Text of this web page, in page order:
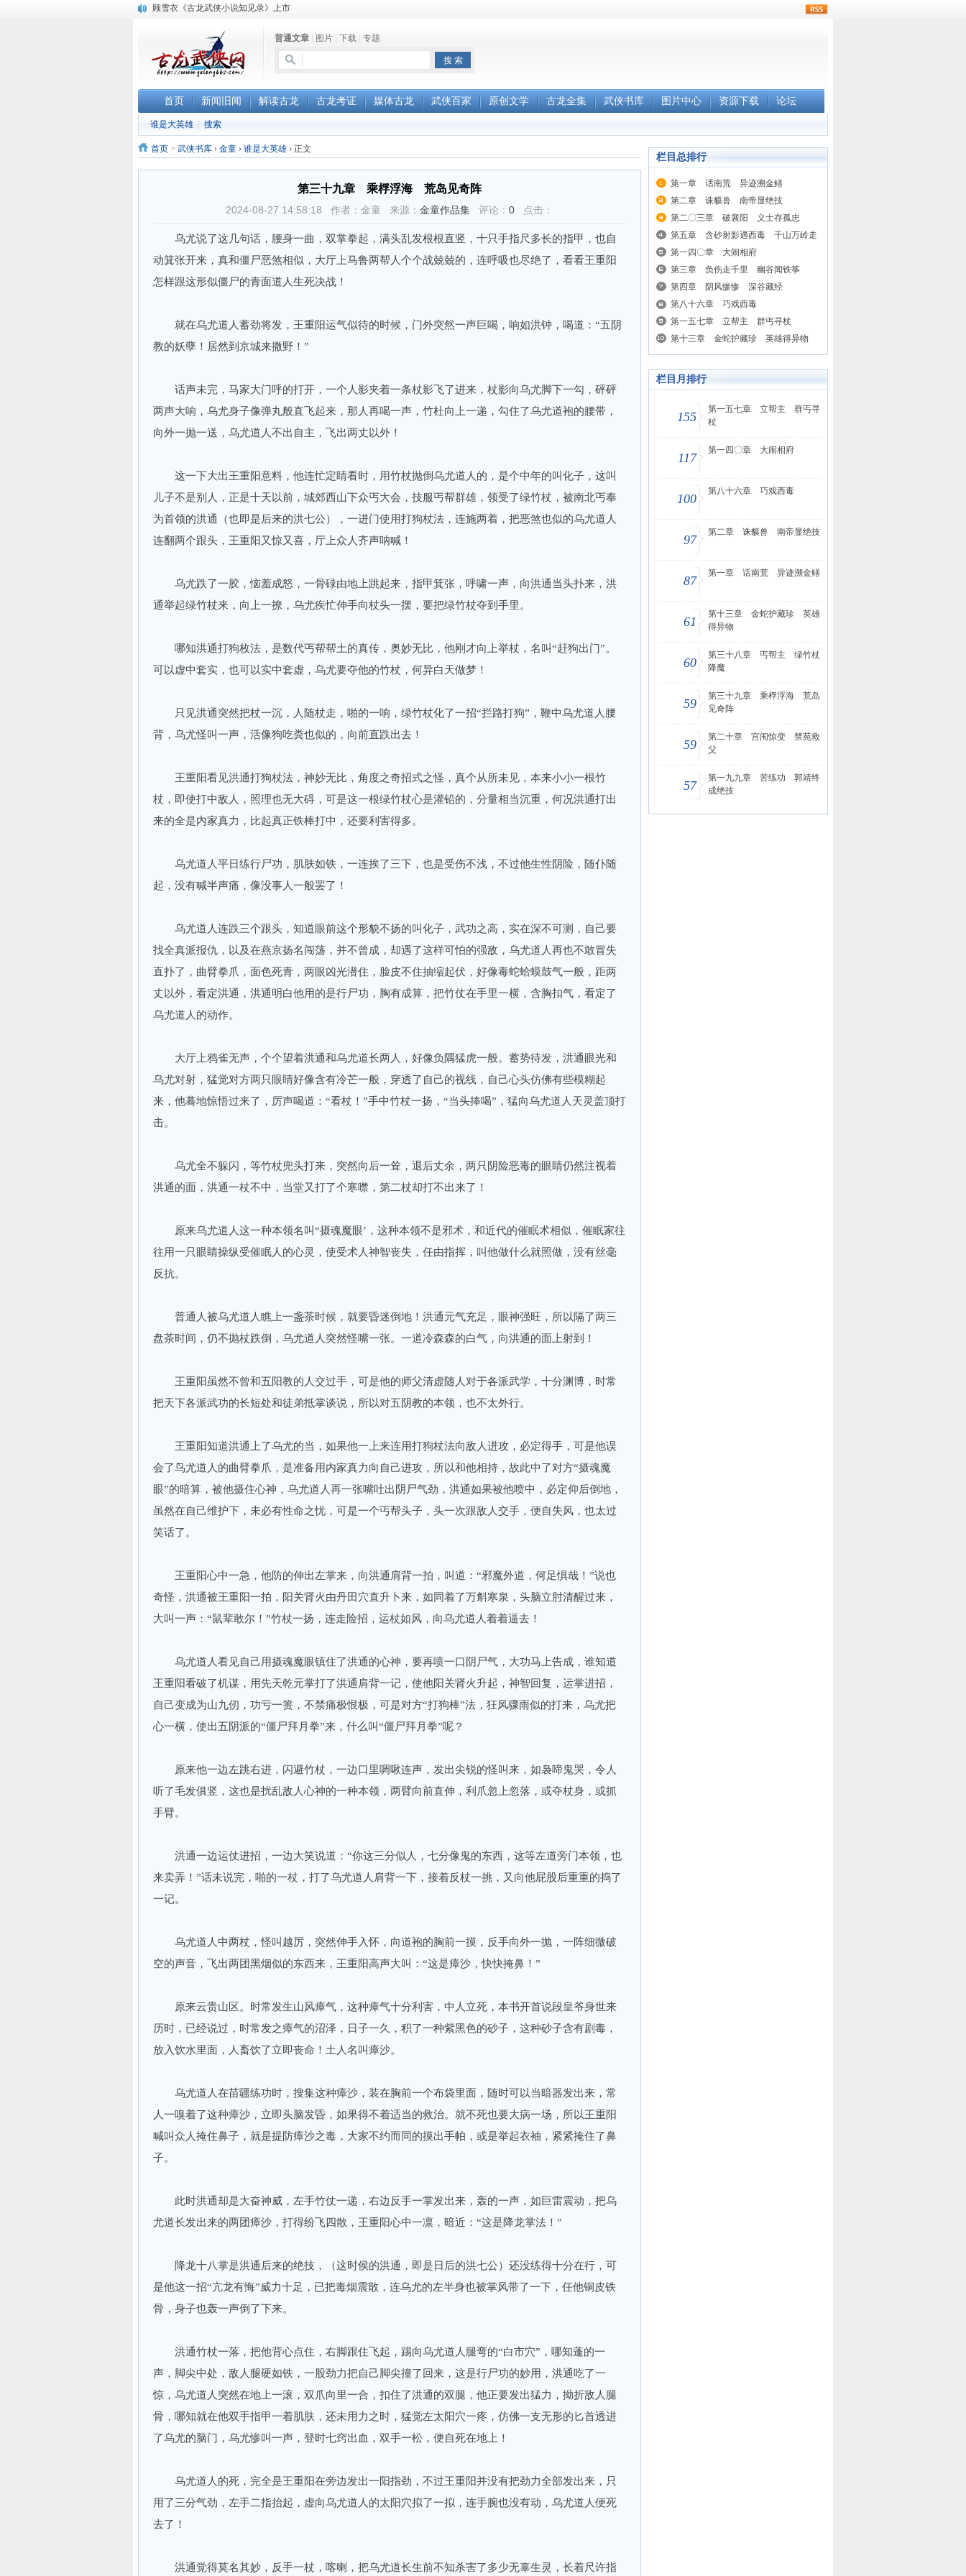
顾雪衣《古龙武侠小说知见录》上市
《古龙小说原貌探究》修订版已上市普通文章 图片 下载 专题
首页 新闻旧闻 解读古龙 古龙考证 媒体古龙 武侠百家 原创文学 古龙全集 武侠书库 图片中心 资源下载 论坛
谁是大英雄 搜索
首页 > 武侠书库 › 金童 › 谁是大英雄 › 正文
第三十九章 乘桴浮海 荒岛见奇阵
2024-08-27 14:58:18 作者：金童 来源： 金童作品集 评论： 0 点击：
乌尤说了这几句话，腰身一曲，双掌拳起，满头乱发根根直竖，十只手指尺多长的指甲，也自
动箕张开来，真和僵尸恶煞相似，大厅上马鲁两帮人个个战兢兢的，连呼吸也尽绝了，看看王重阳
怎样跟这形似僵尸的青面道人生死决战！
就在乌尤道人蓄劲将发，王重阳运气似待的时候，门外突然一声巨喝，响如洪钟，喝道：“五阴
教的妖孽！居然到京城来撒野！”
话声未完，马家大门呼的打开，一个人影夹着一条杖影飞了进来，杖影向乌尤脚下一勾，砰砰
两声大响，乌尤身子像弹丸般直飞起来，那人再喝一声，竹杜向上一递，勾住了乌尤道袍的腰带，
向外一抛一送，乌尤道人不出自主，飞出两丈以外！
这一下大出王重阳意料，他连忙定睛看时，用竹杖抛倒乌尤道人的，是个中年的叫化子，这叫
儿子不是别人，正是十天以前，城郊西山下众丐大会，技服丐帮群雄，领受了绿竹杖，被南北丐奉
为首领的洪通（也即是后来的洪七公），一进门使用打狗杖法，连施两着，把恶煞也似的乌尤道人
连翻两个跟头，王重阳又惊又喜，厅上众人齐声呐喊！
乌尤跌了一胶，恼羞成怒，一骨碌由地上跳起来，指甲箕张，呼啸一声，向洪通当头扑来，洪
通举起绿竹杖来，向上一撩，乌尤疾忙伸手向杖头一摆，要把绿竹杖夺到手里。
哪知洪通打狗枚法，是数代丐帮帮土的真传，奥妙无比，他刚才向上举杖，名叫“赶狗出门”。
可以虚中套实，也可以实中套虚，乌尤要夺他的竹杖，何异白天做梦！
只见洪通突然把杖一沉，人随杖走，啪的一响，绿竹杖化了一招“拦路打狗”，鞭中乌尤道人腰
背，乌尤怪叫一声，活像狗吃粪也似的，向前直跌出去！
王重阳看见洪通打狗杖法，神妙无比，角度之奇招式之怪，真个从所未见，本来小小一根竹
杖，即使打中敌人，照理也无大碍，可是这一根绿竹杖心是灌铅的，分量相当沉重，何况洪通打出
来的全是内家真力，比起真正铁棒打中，还要利害得多。
乌尤道人平日练行尸功，肌肤如铁，一连挨了三下，也是受伤不浅，不过他生性阴险，随仆随
起，没有喊半声痛，像没事人一般罢了！
乌尤道人连跌三个跟头，知道眼前这个形貌不扬的叫化子，武功之高，实在深不可测，自己要
找全真派报仇，以及在燕京扬名闯荡，并不曾成，却遇了这样可怕的强敌，乌尤道人再也不敢冒失
直扑了，曲臂拳爪，面色死青，两眼凶光潜住，脸皮不住抽缩起伏，好像毒蛇蛤蟆鼓气一般，距两
丈以外，看定洪通，洪通明白他用的是行尸功，胸有成算，把竹仗在手里一横，含胸扣气，看定了
乌尤道人的动作。
大厅上鸦雀无声，个个望着洪通和乌尤道长两人，好像负隅猛虎一般。蓄势待发，洪通眼光和
乌尤对射，猛觉对方两只眼睛好像含有冷芒一般，穿透了自己的视线，自己心头仿佛有些模糊起
来，他蓦地惊悟过来了，厉声喝道：“看杖！”手中竹杖一扬，“当头捧喝”，猛向乌尤道人天灵盖顶打
击。
乌尤全不躲闪，等竹杖兜头打来，突然向后一耸，退后丈余，两只阴险恶毒的眼睛仍然注视着
洪通的面，洪通一杖不中，当堂又打了个寒噤，第二杖却打不出来了！
原来乌尤道人这一种本领名叫“摄魂魔眼’，这种本领不是邪术，和近代的催眠术相似，催眠家往
往用一只眼睛操纵受催眠人的心灵，使受术人神智丧失，任由指挥，叫他做什么就照做，没有丝毫
反抗。
普通人被乌尤道人瞧上一盏茶时候，就要昏迷倒地！洪通元气充足，眼神强旺，所以隔了两三
盘茶时间，仍不抛杖跌倒，乌尤道人突然怪嘴一张。一道冷森森的白气，向洪通的面上射到！
王重阳虽然不曾和五阳教的人交过手，可是他的师父清虚随人对于各派武学，十分渊博，时常
把天下各派武功的长短处和徒弟抵掌谈说，所以对五阴教的本领，也不太外行。
王重阳知道洪通上了乌尤的当，如果他一上来连用打狗杖法向敌人进攻，必定得手，可是他误
会了鸟尤道人的曲臂拳爪，是准备用内家真力向自己进攻，所以和他相持，故此中了对方“摄魂魔
眼”的暗算，被他摄住心神，乌尤道人再一张嘴吐出阴尸气劲，洪通如果被他喷中，必定仰后倒地，
虽然在自己维护下，未必有性命之忧，可是一个丐帮头子，头一次跟敌人交手，便自失风，也太过
笑话了。
王重阳心中一急，他防的伸出左掌来，向洪通肩背一拍，叫道：“邪魔外道，何足惧哉！”说也
奇怪，洪通被王重阳一拍，阳关肾火由丹田穴直升卜来，如同着了万斛寒泉，头脑立肘清醒过来，
大叫一声：“鼠辈敢尔！”竹杖一扬，连走险招，运杖如风，向乌尤道人着着逼去！
乌尤道人看见自己用摄魂魔眼镇住了洪通的心神，要再喷一口阴尸气，大功马上告成，谁知道
王重阳看破了机谋，用先天乾元掌打了洪通肩背一记，使他阳关肾火升起，神智回复，运掌进招，
自己变成为山九仞，功亏一篑，不禁痛极恨极，可是对方“打狗棒”法，狂风骤雨似的打来，乌尤把
心一横，使出五阴派的“僵尸拜月拳”来，什么叫“僵尸拜月拳”呢？
原来他一边左跳右进，闪避竹杖，一边口里啁啾连声，发出尖锐的怪叫来，如袅啼鬼哭，令人
听了毛发俱竖，这也是扰乱敌人心神的一种本领，两臂向前直伸，利爪忽上忽落，或夺杖身，或抓
手臂。
洪通一边运仗进招，一边大笑说道：“你这三分似人，七分像鬼的东西，这等左道旁门本领，也
来卖弄！”话未说完，啪的一杖，打了乌尤道人肩背一下，接着反杖一挑，又向他屁股后重重的捣了
一记。
乌尤道人中两杖，怪叫越厉，突然伸手入怀，向道袍的胸前一摸，反手向外一抛，一阵细微破
空的声音，飞出两团黑烟似的东西来，王重阳高声大叫：“这是瘴沙，快快掩鼻！”
原来云贵山区。时常发生山风瘴气，这种瘴气十分利害，中人立死，本书开首说段皇爷身世来
历时，已经说过，时常发之瘴气的沼泽，日子一久，积了一种紫黑色的砂子，这种砂子含有剧毒，
放入饮水里面，人畜饮了立即丧命！土人名叫瘴沙。
乌尤道人在苗疆练功时，搜集这种瘴沙，装在胸前一个布袋里面，随时可以当暗器发出来，常
人一嗅着了这种瘴沙，立即头脑发昏，如果得不着适当的救治。就不死也要大病一场，所以王重阳
喊叫众人掩住鼻子，就是提防瘴沙之毒，大家不约而同的摸出手帕，或是举起衣袖，紧紧掩住了鼻
子。
此时洪通却是大奋神威，左手竹仗一递，右边反手一掌发出来，轰的一声，如巨雷震动，把乌
尤道长发出来的两团瘴沙，打得纷飞四散，王重阳心中一凛，暗近：“这是降龙掌法！”
降龙十八掌是洪通后来的绝技，（这时侯的洪通，即是日后的洪七公）还没练得十分在行，可
是他这一招“亢龙有悔”威力十足，已把毒烟震散，连乌尤的左半身也被掌风带了一下，任他铜皮铁
骨，身子也轰一声倒了下来。
洪通竹杖一落，把他背心点住，右脚跟住飞起，踢向乌尤道人腿弯的“白市穴”，哪知蓬的一
声，脚尖中处，敌人腿硬如铁，一股劲力把自己脚尖撞了回来，这是行尸功的妙用，洪通吃了一
惊，乌尤道人突然在地上一滚，双爪向里一合，扣住了洪通的双腿，他正要发出猛力，拗折敌人腿
骨，哪知就在他双手指甲一着肌肤，还未用力之时，猛觉左太阳穴一疼，仿佛一支无形的匕首透进
了乌尤的脑门，乌尤惨叫一声，登时七窍出血，双手一松，便自死在地上！
乌尤道人的死，完全是王重阳在旁边发出一阳指劲，不过王重阳并没有把劲力全部发出来，只
用了三分气劲，左手二指抬起，虚向乌尤道人的太阳穴拟了一拟，连手腕也没有动，乌尤道人便死
去了！
洪通觉得莫名其妙，反手一杖，喀喇，把乌尤道长生前不知杀害了多少无辜生灵，长着尺许指
栏目总排行
第一章 话南荒 异迹溯金鳝
第二章 诛貘兽 南帝显绝技
第二〇三章 破襄阳 义士存孤忠
第五章 含砂射影遇西毒 千山万岭走
第一四〇章 大闹相府
第三章 负伤走千里 幽谷闻铁筝
第四章 阴风惨惨 深谷藏经
第八十六章 巧戏西毒
第一五七章 立帮主 群丐寻杖
第十三章 金蛇护藏珍 英雄得异物
栏目月排行
155
第一五七章 立帮主 群丐寻
杖
117
第一四〇章 大闹相府
100
第八十六章 巧戏西毒
97
第二章 诛貘兽 南帝显绝技
87
第一章 话南荒 异迹溯金鳝
61
第十三章 金蛇护藏珍 英雄
得异物
60
第三十八章 丐帮主 绿竹杖
降魔
59
第三十九章 乘桴浮海 荒岛
见奇阵
59
第二十章 宫闱惊变 禁苑救
父
57
第一九九章 苦练功 郭靖终
成绝技